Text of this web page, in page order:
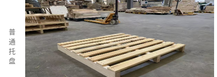
普
通
托
盘